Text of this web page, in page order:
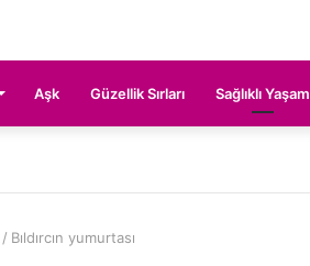
Aşk Güzellik Sırları Sağlıklı Yaşam
/ Bıldırcın yumurtası